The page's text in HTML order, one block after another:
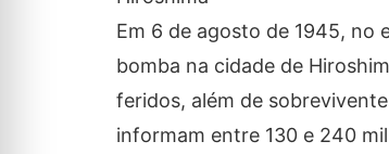
Em 6 de agosto de 1945, no
bomba na cidade de
feridos, além de
informam entre 130 e 240